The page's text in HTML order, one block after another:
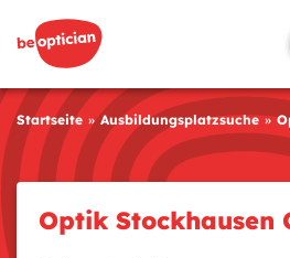
Startseite Ausbildungsplatzsuche
Optik Stockhausen